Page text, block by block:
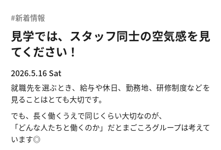
#新着情報
見学では、スタッフ同士の空気感を見
てください！
2026.5.16 Sat
就職先を選ぶとき、給与や休日、勤務地、研修制度などを
見ることはとても大切です。
でも、長く働くうえで同じくらい大切なのが、
「どんな人たちと働くのか」だとまごころグループは考えて
います◎